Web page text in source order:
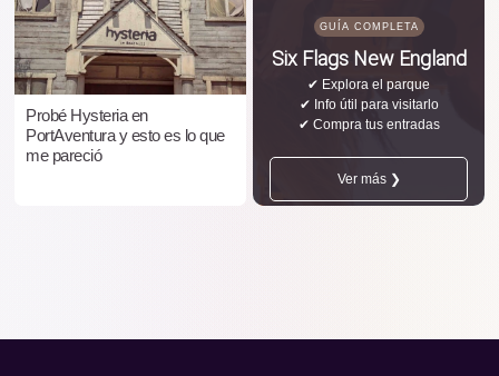
Probé Hysteria en
PortAventura y esto es lo que
me pareció
GUÍA COMPLETA
Six Flags New England
✔ Explora el parque
✔ Info útil para visitarlo
✔ Compra tus entradas
Ver más ❯